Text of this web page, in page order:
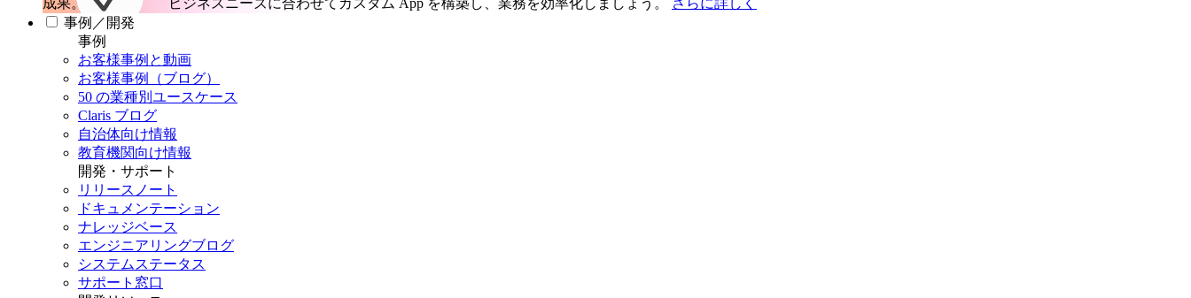
成果。 ビジネスニーズに合わせてカスタム App を構築し、業務を効率化しましょう。
さらに詳しく
事例／開発
事例
お客様事例と動画
お客様事例（ブログ）
50 の業種別ユースケース
Claris ブログ
自治体向け情報
教育機関向け情報
開発・サポート
リリースノート
ドキュメンテーション
ナレッジベース
エンジニアリングブログ
システムステータス
サポート窓口